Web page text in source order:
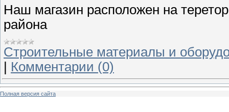
Наш магазин расположен на
района
Строительные материалы и
| Комментарии (0)
Полная версия сайта